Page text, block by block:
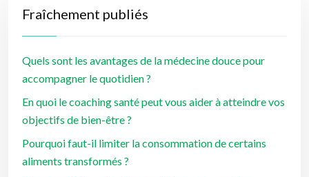
Fraîchement publiés
Quels sont les avantages de la médecine douce pour
accompagner le quotidien ?
En quoi le coaching santé peut vous aider à atteindre vos
objectifs de bien-être ?
Pourquoi faut-il limiter la consommation de certains
aliments transformés ?